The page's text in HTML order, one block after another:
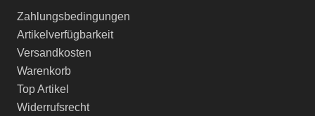
Zahlungsbedingungen
Artikelverfügbarkeit
Versandkosten
Warenkorb
Top Artikel
Widerrufsrecht